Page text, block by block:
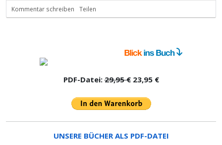
Kommentar schreiben Teilen
PDF-Datei:29,95 €23,95 €
UNSERE BÜCHER ALS PDF-DATEI